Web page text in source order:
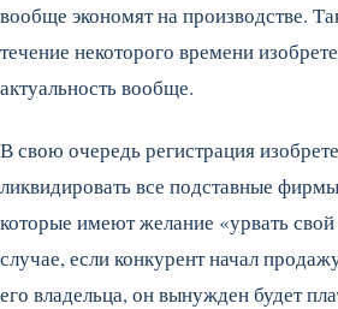
вообще экономят на производстве.
течение некоторого времени
актуальность вообще.
В свою очередь регистрация
ликвидировать все подставные
которые имеют желание «урвать
случае, если конкурент начал
его владельца, он вынужден будет